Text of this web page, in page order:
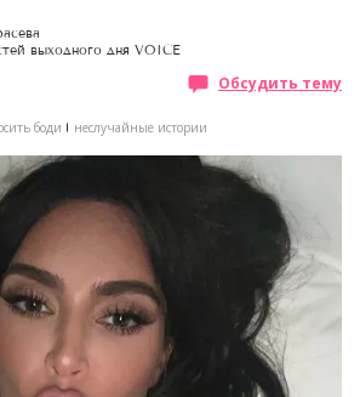
выходного дня VOICE
Обсудить тему
боди неслучайные истории